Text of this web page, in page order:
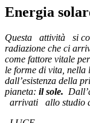
Energia
Questa attività si
radiazione che ci
come fattore vitale
le forme di vita, nella
dall’esistenza della
pianeta: il sole.
arrivati allo studio